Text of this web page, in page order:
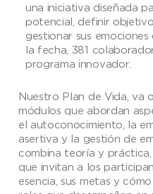
una iniciativa diseñada
potencial, definir
gestionar sus
la fecha, 381
programa innovador.
Nuestro Plan de Vida, va
módulos que abordan
el autoconocimiento, la
asertiva y la gestión de
combina teoría y
que invitan a los
esencia, sus metas y